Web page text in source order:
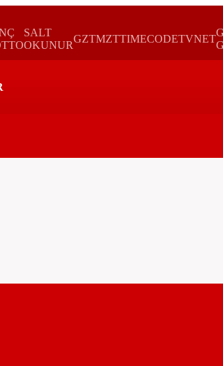
SALT
OKUNUR
GZTMZTTIMECODETVNET